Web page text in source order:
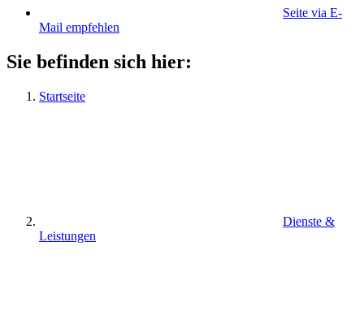
Seite via E-
Mail empfehlen
Sie befinden sich hier:
Startseite
Dienste &
Leistungen